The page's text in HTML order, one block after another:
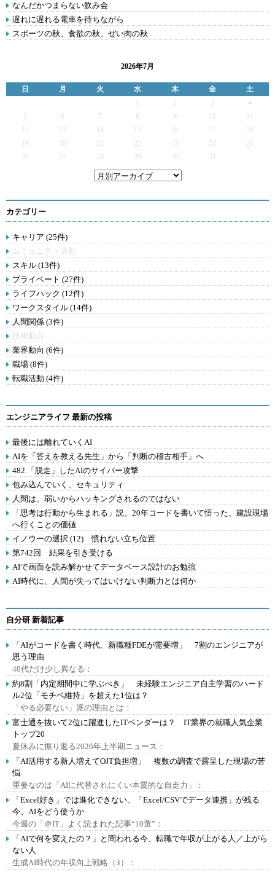
なんだかつまらない飲み会
遅れに遅れる電車を待ちながら
スポーツの秋、食欲の秋、ぜい肉の秋
2026年7月
日 月 火 水 木 金
土
2 3
4
5
6 7 9
12
13 14 15 16 17
19
20 21 22 23 24
25
26
27 28 29 30 31
カテゴリー
キャリア (25件)
コミュニティ活動
スキル (13件)
プライベート (27件)
ライフハック (12件)
ワークスタイル (14件)
人間関係 (3件)
技術動向
業界動向 (6件)
職場 (8件)
転職活動 (4件)
エンジニアライフ 最新の投稿
最後には離れていくAI
AIを「答えを教える先生」から「判断の稽古相手」へ
482.「脱走」したAIのサイバー攻撃
包み込んでいく、セキュリティ
人間は、弱いからハッキングされるのではない
「思考は行動から生まれる」説。20年コードを書いて悟った、建設現場
へ行くことの価値
イノウーの選択 (12) 慣れない立ち位置
第742回 結果を引き受ける
AIで画面を読み解かせてデータベース設計のお勉強
AI時代に、人間が失ってはいけない判断力とは何か
自分研 新着記事
「AIがコードを書く時代、新職種FDEが需要増」 7割のエンジニアが
思う理由
40代だけ少し異なる：
約8割「内定期間中に学ぶべき」 未経験エンジニア自主学習のハード
ル2位「モチベ維持」を超えた1位は？
「やる必要ない」派の理由とは：
富士通を抜いて2位に躍進したITベンダーは？ IT業界の就職人気企業
トップ20
夏休みに振り返る2026年上半期ニュース：
「AI活用する新人増えてOJT負担増」 複数の調査で露呈した現場の苦
悩
重要なのは「AIに代替されにくい本質的な自走力」：
「Excel好き」では進化できない、「Excel/CSVでデータ連携」が残る
今、AIをどう使うか
今週の「＠IT」よく読まれた記事“10選”：
「AIで何を変えたの？」と問われる今、転職で年収が上がる人／上がら
ない人
生成AI時代の年収向上戦略（3）：